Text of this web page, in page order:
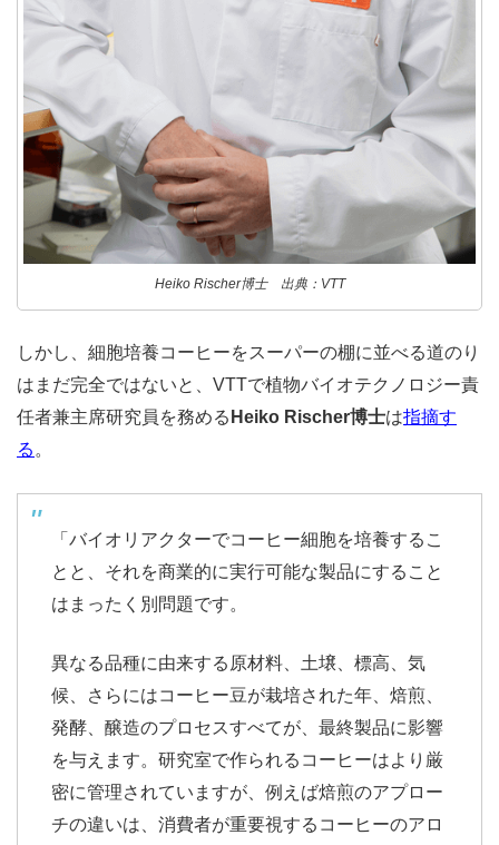
Heiko Rischer博士 出典：VTT
しかし、細胞培養コーヒーをスーパーの棚に並べる道のり
はまだ完全ではないと、VTTで植物バイオテクノロジー責
任者兼主席研究員を務める Heiko Rischer博士は指摘す
る 。
「バイオリアクターでコーヒー細胞を培養するこ
とと、それを商業的に実行可能な製品にすること
はまったく別問題です。
異なる品種に由来する原材料、土壌、標高、気
候、さらにはコーヒー豆が栽培された年、焙煎、
発酵、醸造のプロセスすべてが、最終製品に影響
を与えます。研究室で作られるコーヒーはより厳
密に管理されていますが、例えば焙煎のアプロー
チの違いは、消費者が重要視するコーヒーのアロ